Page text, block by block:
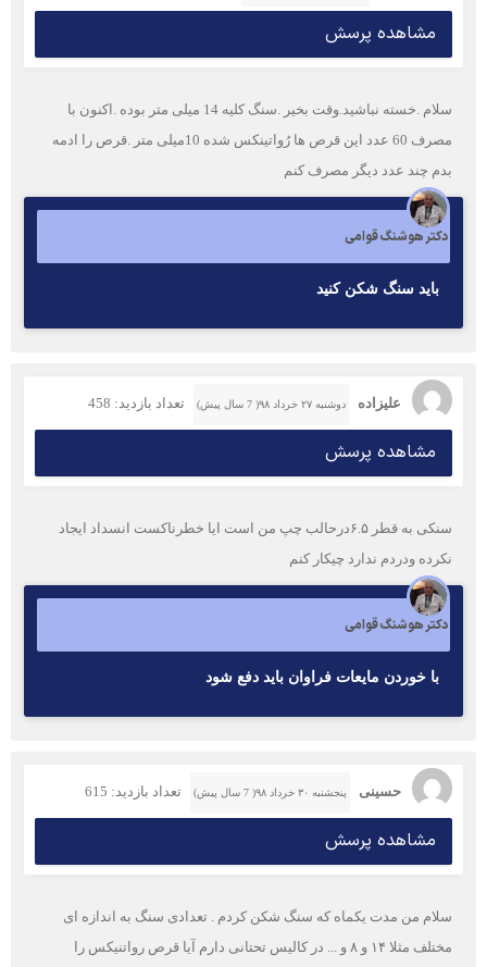
مشاهده پرسش
سلام .خسته نباشید.وقت بخیر .سنگ کلیه 14 میلی متر بوده .اکنون با
مصرف 60 عدد این قرص ها رُواتینکس شده 10میلی متر .قرص را ادمه
بدم چند عدد دیگر مصرف کنم
دکتر هوشنگ قوامی
بايد سنگ شكن كنيد
علیزاده دوشنبه ۲۷ خرداد ۹۸( 7 سال پیش) تعداد بازدید: 458
مشاهده پرسش
سنکی به قطر ۶.۵درحالب چپ من است ایا خطرناکست انسداد ایجاد
نکرده ودردم ندارد چیکار کنم
دکتر هوشنگ قوامی
با خوردن مايعات فراوان بايد دفع شود
حسینی پنجشنبه ۳۰ خرداد ۹۸( 7 سال پیش) تعداد بازدید: 615
مشاهده پرسش
سلام من مدت یکماه که سنگ شکن کردم . تعدادی سنگ به اندازه ای
مختلف مثلا ۱۴ و ۸ و ... در کالیس تحتانی دارم آیا قرص رواتنیکس را